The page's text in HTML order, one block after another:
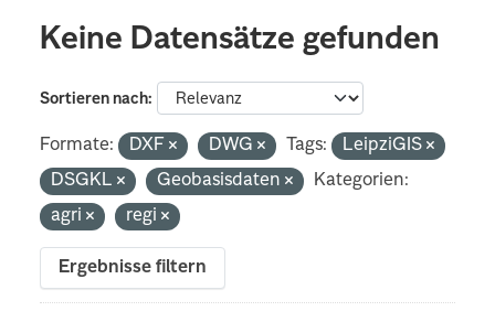
Keine Datensätze gefunden
Sortieren nach
Formate: DXF DWG Tags:
LeipziGIS
DSGKL
Geobasisdaten
Kategorien:
agri
regi
Ergebnisse filtern